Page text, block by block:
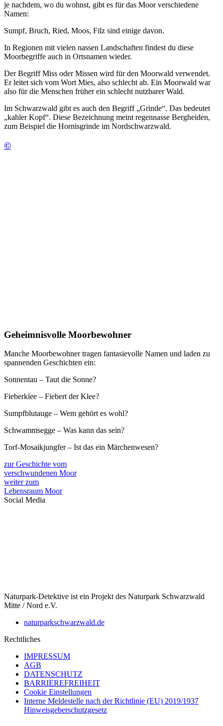
je nachdem, wo du wohnst, gibt es für das Moor verschiedene
Namen:
Sumpf, Bruch, Ried, Moos, Filz sind einige davon.
In Regionen mit vielen nassen Landschaften findest du diese
Moorbegriffe auch in Ortsnamen wieder.
Der Begriff Miss oder Missen wird für den Moorwald verwendet.
Er leitet sich vom Wort Mies, also schlecht ab. Ein Moorwald war
also für die Menschen früher ein schlecht nutzbarer Wald.
Im Schwarzwald gibt es auch den Begriff „Grinde“. Das bedeutet
„kahler Kopf“. Diese Bezeichnung meint regennasse Bergheiden,
zum Beispiel die Hornisgrinde im Nordschwarzwald.
©
Geheimnisvolle Moorbewohner
Manche Moorbewohner tragen fantasievolle Namen und laden zu
spannenden Geschichten ein:
Sonnentau – Taut die Sonne?
Fieberklee – Fiebert der Klee?
Sumpfblutauge – Wem gehört es wohl?
Schwammsegge – Was kann das sein?
Torf-Mosaikjungfer – Ist das ein Märchenwesen?
zur Geschichte vom
verschwundenen Moor
weiter zum
Lebensraum Moor
Social Media
Naturpark-Detektive ist ein Projekt des Naturpark Schwarzwald
Mitte / Nord e.V.
naturparkschwarzwald.de
Rechtliches
IMPRESSUM
AGB
DATENSCHUTZ
BARRIEREFREIHEIT
Cookie Einstellungen
Interne Meldestelle nach der Richtlinie (EU) 2019/1937
Hinweisgeberschutzgesetz